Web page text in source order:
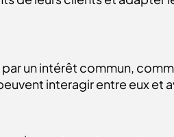
un intérêt commun,
interagir entre eux et